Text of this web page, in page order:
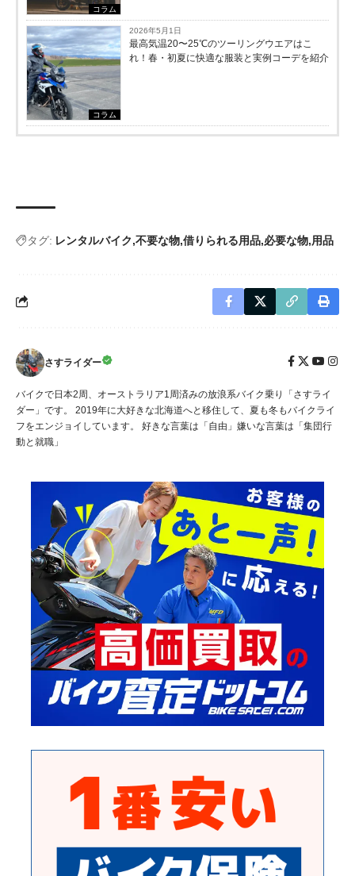
コラム
コラム
2026年5月1日
最高気温20〜25℃のツーリングウエアはこ
れ！春・初夏に快適な服装と実例コーデを紹介
タグ: レンタルバイク 不要な物 借りられる用品 必要な物 用品
さすライダー
バイクで日本2周、オーストラリア1周済みの放浪系バイク乗り「さすライ
ダー」です。 2019年に大好きな北海道へと移住して、夏も冬もバイクライ
フをエンジョイしています。 好きな言葉は「自由」嫌いな言葉は「集団行
動と就職」